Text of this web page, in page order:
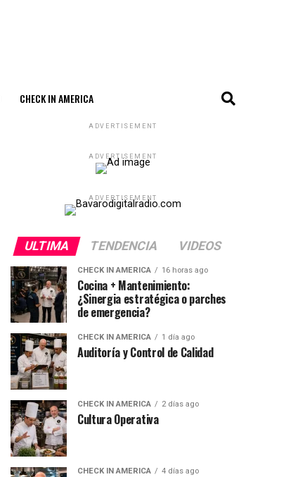
CHECK IN AMERICA
ADVERTISEMENT
ADVERTISEMENT
ADVERTISEMENT
ULTIMA TENDENCIA VIDEOS
CHECK IN AMERICA 16 horas ago
Cocina + Mantenimiento:
¿Sinergia estratégica o parches
de emergencia?
CHECK IN AMERICA 1 día ago
Auditoría y Control de Calidad
CHECK IN AMERICA 2 días ago
Cultura Operativa
CHECK IN AMERICA 4 días ago